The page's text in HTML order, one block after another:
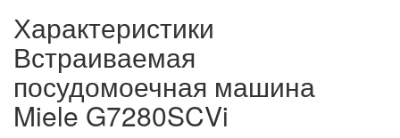
Характеристики
Встраиваемая
посудомоечная машина
Miele G7280SCVi